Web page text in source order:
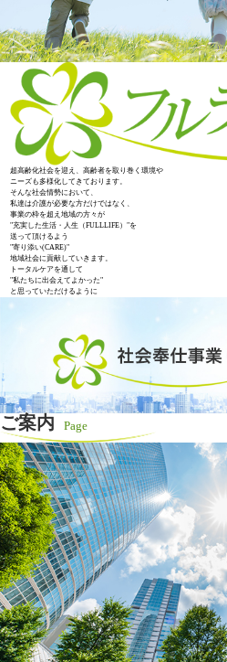
超高齢化社会を迎え、高齢者を取り巻く環境や
ニーズも多様化してきております。
そんな社会情勢において、
私達は介護が必要な方だけではなく、
事業の枠を超え地域の方々が
"充実した生活・人生（FULLLIFE）"を
送って頂けるよう
"寄り添い(CARE)"
地域社会に貢献していきます。
トータルケアを通して
"私たちに出会えてよかった"
と思っていただけるように
ご案内 Page